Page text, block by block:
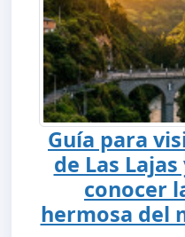
Guía para
de Las
conocer
hermosa del